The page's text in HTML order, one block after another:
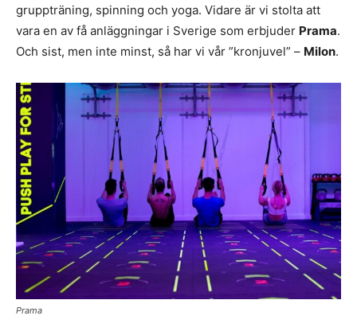
gruppträning, spinning och yoga. Vidare är vi stolta att
vara en av få anläggningar i Sverige som erbjuder Prama.
Och sist, men inte minst, så har vi vår ”kronjuvel” – Milon.
Prama